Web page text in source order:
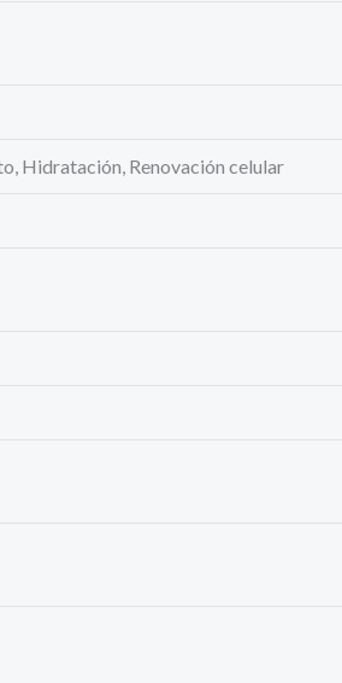
Hidratación, Renovación celular